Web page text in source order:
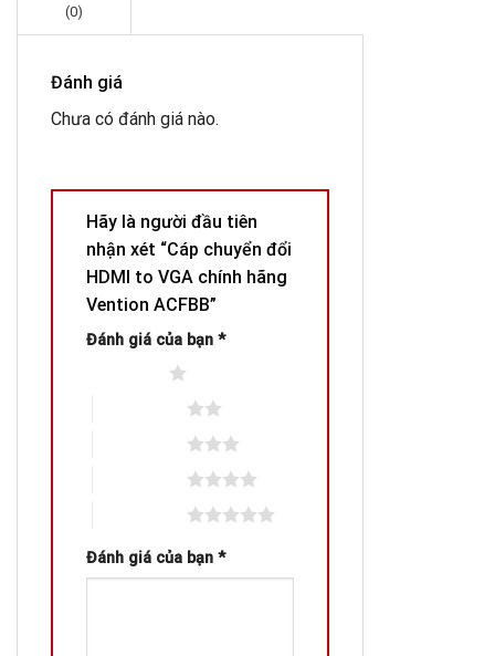
(0)
Đánh giá
Chưa có đánh giá nào.
Hãy là người đầu tiên
nhận xét “Cáp chuyển đổi
HDMI to VGA chính hãng
Vention ACFBB”
Đánh giá của bạn *
Đánh giá của bạn *